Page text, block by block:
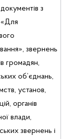
з
звернень
громадян,
об’єднань,
установ,
органів
влади,
звернень і